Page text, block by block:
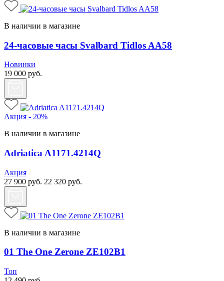
В наличии в магазине
24-часовые часы Svalbard Tidlos AA58
Новинки
19 000 руб.
Акция - 20%
В наличии в магазине
Adriatica A1171.4214Q
Акция
27 900 руб. 22 320 руб.
В наличии в магазине
01 The One Zerone ZE102B1
Топ